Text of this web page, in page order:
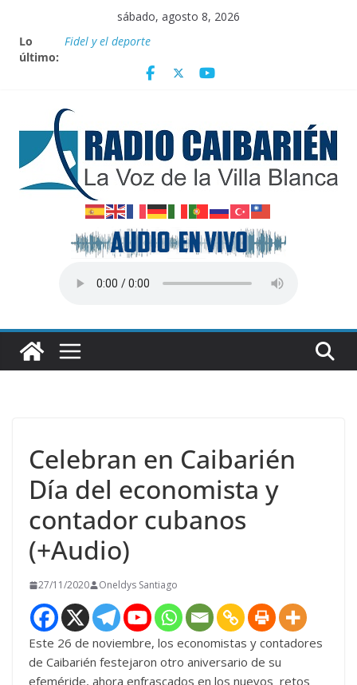
contenido
sábado, agosto 8, 2026
Lo
último:
Fidel y el deporte
Vanguardia por 3 años consecutivos
renovables en Cuba
Nota oficial del Gobierno Provincial de Villa Clara
Celebran en Caibarién
Día del economista y
contador cubanos
(+Audio)
27/11/2020 Oneldys Santiago
Este 26 de noviembre, los economistas y contadores
de Caibarién festejaron otro aniversario de su
efeméride, ahora enfrascados en los nuevos retos